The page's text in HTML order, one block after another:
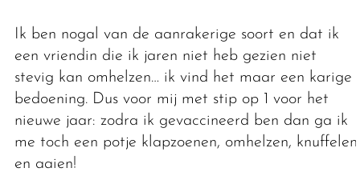
Ik ben nogal van de aanrakerige soort en dat ik
een vriendin die ik jaren niet heb gezien niet
stevig kan omhelzen… ik vind het maar een karige
bedoening. Dus voor mij met stip op 1 voor het
nieuwe jaar: zodra ik gevaccineerd ben dan ga ik
me toch een potje klapzoenen, omhelzen, knuffelen
en aaien!